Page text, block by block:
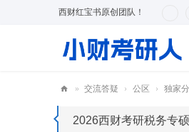
西财红宝书原创团队！
» 交流答疑 › 公区 › 独家
2026西财考研税务专